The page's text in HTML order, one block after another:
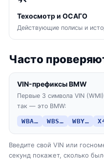
Техосмотр и ОСАГО
Действующие полисы и
Часто
VIN-префиксы BMW
Первые 3 символа VIN
так — это BMW:
WBA… WBS… WBY…
Введите свой VIN или
секунд покажет, сколько